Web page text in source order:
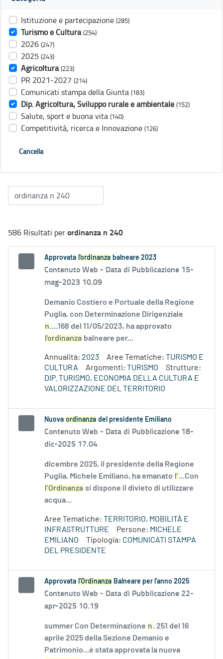
Istituzione e partecipazione (285)
Turismo e Cultura (254)
2026 (247)
2025 (243)
Agricoltura (223)
PR 2021-2027 (214)
Comunicati stampa della Giunta (183)
Dip. Agricoltura, Sviluppo rurale e ambientale (152)
Salute, sport e buona vita (140)
Competitività, ricerca e Innovazione (126)
Cancella
586 Risultati perordinanza n 240
Approvata l'ordinanza balneare 2023
Contenuto Web - Data di Pubblicazione 15-
mag-2023 10.09
Demanio Costiero e Portuale della Regione
Puglia, con Determinazione Dirigenziale
n....168 del 11/05/2023, ha approvato
l'ordinanza balneare per...
Annualità: 2023 Aree Tematiche: TURISMO E
CULTURA
Argomenti: TURISMO
Strutture:
DIP. TURISMO, ECONOMIA DELLA CULTURA E
VALORIZZAZIONE DEL TERRITORIO
Nuova ordinanza del presidente Emiliano
Contenuto Web - Data di Pubblicazione 18-
dic-2025 17.04
dicembre 2025, il presidente della Regione
Puglia, Michele Emiliano, ha emanato l’...Con
l’Ordinanza si dispone il divieto di utilizzare
acqua...
Aree Tematiche: TERRITORIO, MOBILITÀ E
INFRASTRUTTURE
Persone: MICHELE
EMILIANO
Tipologia: COMUNICATI STAMPA
DEL PRESIDENTE
Approvata l'Ordinanza Balneare per l'anno 2025
Contenuto Web - Data di Pubblicazione 22-
apr-2025 10.19
summer Con Determinazione n. 251 del 16
aprile 2025 della Sezione Demanio e
Patrimonio...è stata approvata la nuova